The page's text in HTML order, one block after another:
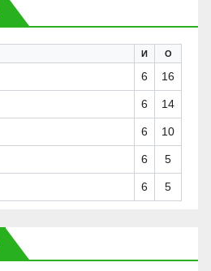
И О
6 16
6 14
6 10
6 5
6 5